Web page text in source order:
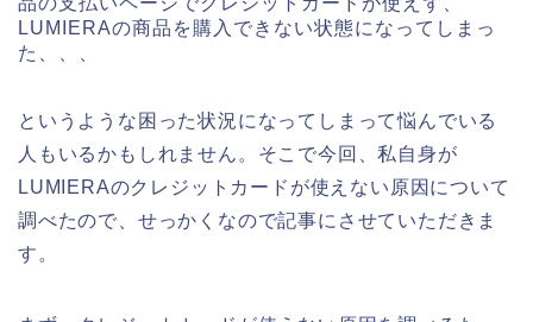
LUMIERAの商品を購入できない状態になってしまっ
た、、、
というような困った状況になってしまって悩んでいる
人もいるかもしれません。そこで今回、私自身が
LUMIERAのクレジットカードが使えない原因について
調べたので、せっかくなので記事にさせていただきま
す。